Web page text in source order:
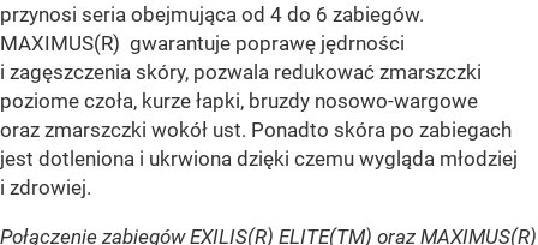
przynosi seria obejmująca od 4 do 6 zabiegów.
MAXIMUS(R) gwarantuje poprawę jędrności
i zagęszczenia skóry, pozwala redukować zmarszczki
poziome czoła, kurze łapki, bruzdy nosowo-wargowe
oraz zmarszczki wokół ust. Ponadto skóra po zabiegach
jest dotleniona i ukrwiona dzięki czemu wygląda młodziej
i zdrowiej.
Połączenie zabiegów EXILIS(R) ELITE(TM) oraz MAXIMUS(R)